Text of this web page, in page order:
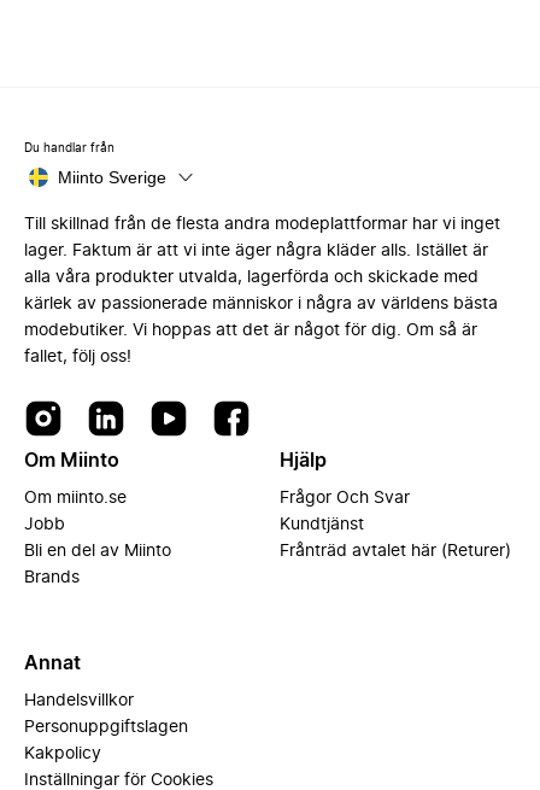
Du handlar från
Miinto Sverige
Till skillnad från de flesta andra modeplattformar har vi inget
lager. Faktum är att vi inte äger några kläder alls. Istället är
alla våra produkter utvalda, lagerförda och skickade med
kärlek av passionerade människor i några av världens bästa
modebutiker. Vi hoppas att det är något för dig. Om så är
fallet, följ oss!
Om Miinto
Om miinto.se
Jobb
Bli en del av Miinto
Brands
Hjälp
Frågor Och Svar
Kundtjänst
Frånträd avtalet här (Returer)
Annat
Handelsvillkor
Personuppgiftslagen
Kakpolicy
Inställningar för Cookies